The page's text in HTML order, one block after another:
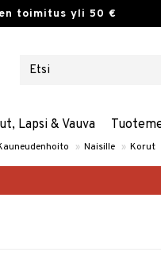
toimitus yli 50 €
Lapsi & Vauva
» Naisille » Korut